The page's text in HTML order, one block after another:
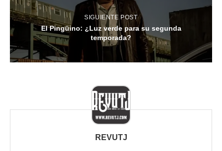
SIGUIENTE POST
El Pingüino: ¿Luz verde para su segunda
temporada?
REVUTJ